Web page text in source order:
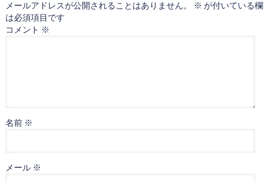
メールアドレスが公開されることはありません。 ※ が付いている欄
は必須項目です
コメント ※
名前 ※
メール ※